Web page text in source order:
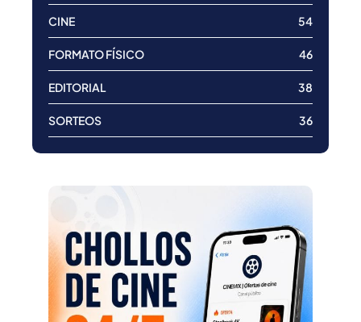
CINE 54
FORMATO FÍSICO 46
EDITORIAL 38
SORTEOS 36